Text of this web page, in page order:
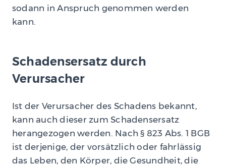
sodann in Anspruch genommen werden
kann.
Schadensersatz durch
Verursacher
Ist der Verursacher des Schadens bekannt,
kann auch dieser zum Schadensersatz
herangezogen werden. Nach § 823 Abs. 1 BGB
ist derjenige, der vorsätzlich oder fahrlässig
das Leben, den Körper, die Gesundheit, die